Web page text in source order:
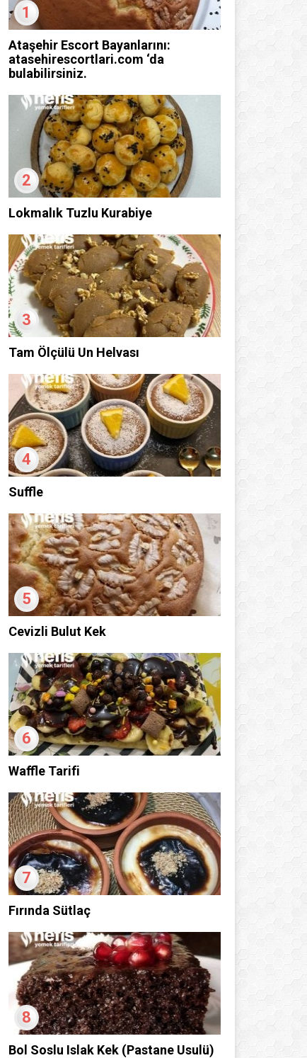
1
Ataşehir Escort Bayanlarını:
atasehirescortlari.com ‘da
bulabilirsiniz.
2
Lokmalık Tuzlu Kurabiye
3
Tam Ölçülü Un Helvası
4
Suffle
5
Cevizli Bulut Kek
6
Waffle Tarifi
7
Fırında Sütlaç
8
Bol Soslu Islak Kek (Pastane Usulü)